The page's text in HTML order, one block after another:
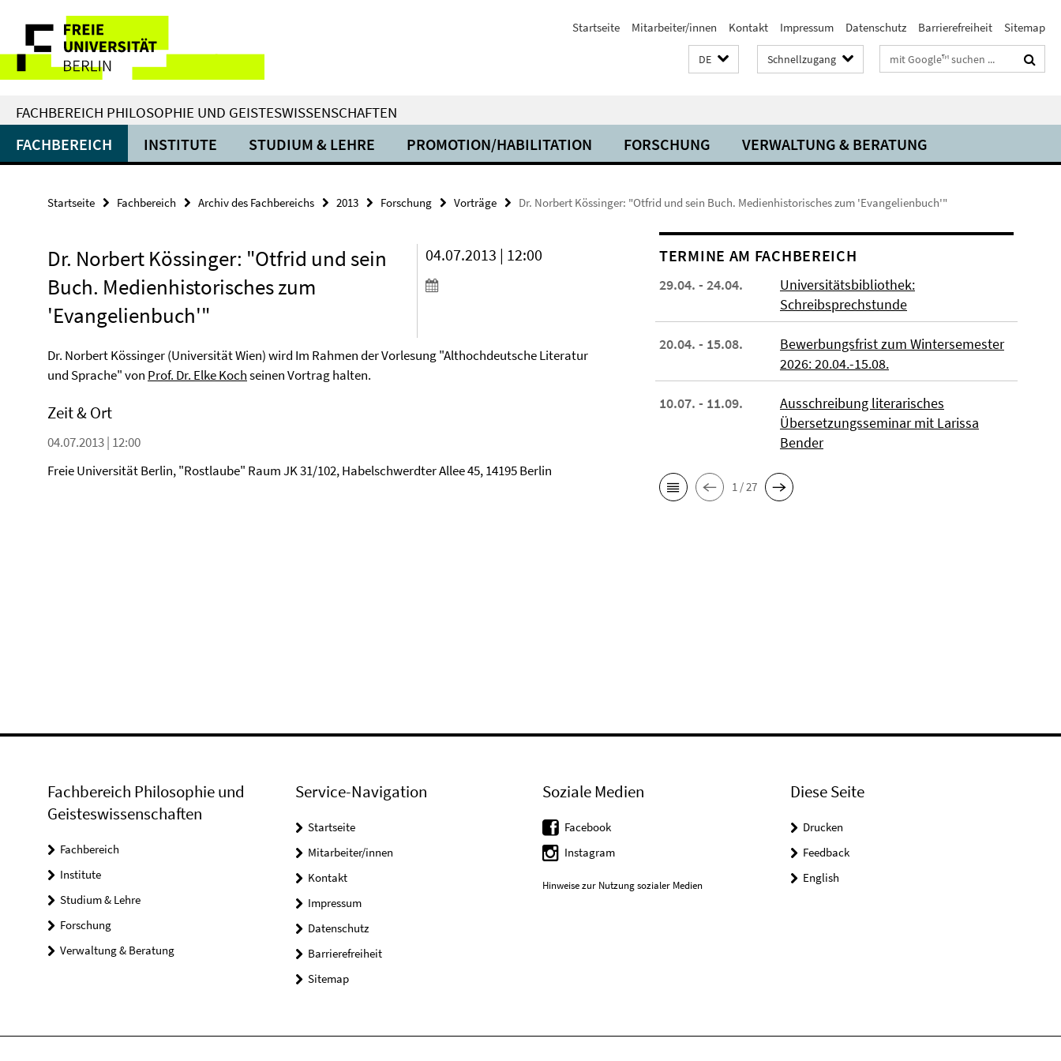
direkt
Inhalt
Service-
Navigation
Startseite Mitarbeiter/innen Kontakt Impressum Datenschutz Barrierefreiheit Sitemap
DE Schnellzugang Suchbegriffe
FACHBEREICH PHILOSOPHIE UND GEISTESWISSENSCHAFTEN
FACHBEREICH INSTITUTE STUDIUM & LEHRE PROMOTION/HABILITATION FORSCHUNG VERWALTUNG & BERATUNG
Startseite Fachbereich Archiv des Fachbereichs 2013 Forschung Vorträge Dr. Norbert Kössinger: "Otfrid und sein Buch. Medienhistorisches zum 'Evangelienbuch'"
Dr. Norbert Kössinger: "Otfrid und sein
Buch. Medienhistorisches zum
'Evangelienbuch'"
04.07.2013 | 12:00
Dr. Norbert Kössinger (Universität Wien) wird Im Rahmen der Vorlesung "Althochdeutsche Literatur
und Sprache" von Prof. Dr. Elke Kochseinen Vortrag halten.
Zeit & Ort
04.07.2013 | 12:00
Freie Universität Berlin, "Rostlaube" Raum JK 31/102, Habelschwerdter Allee 45, 14195 Berlin
TERMINE AM FACHBEREICH
29.04. - 24.04.
Universitätsbibliothek:
Schreibsprechstunde
20.04. - 15.08.
Bewerbungsfrist zum Wintersemester
2026: 20.04.-15.08.
10.07. - 11.09.
Ausschreibung literarisches
Übersetzungsseminar mit Larissa
Bender
1 / 27
Fachbereich Philosophie und
Geisteswissenschaften
Fachbereich
Institute
Studium & Lehre
Forschung
Verwaltung & Beratung
Service-Navigation
Startseite
Mitarbeiter/innen
Kontakt
Impressum
Datenschutz
Barrierefreiheit
Sitemap
Soziale Medien
Facebook
Instagram
Hinweise zur Nutzung sozialer Medien
Diese Seite
Drucken
Feedback
English